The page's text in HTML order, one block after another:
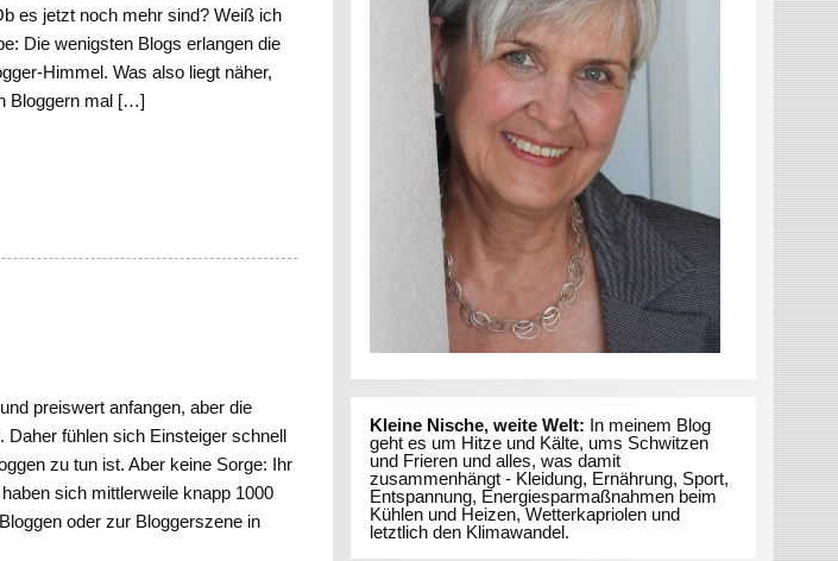
es jetzt noch mehr sind? Weiß ich
Die wenigsten Blogs erlangen die
Himmel. Was also liegt näher,
Bloggern mal […]
preiswert anfangen, aber die
Daher fühlen sich Einsteiger schnell
zu tun ist. Aber keine Sorge: Ihr
sich mittlerweile knapp 1000
oder zur Bloggerszene in
Kleine Nische, weite Welt: In meinem Blog
geht es um Hitze und Kälte, ums Schwitzen
und Frieren und alles, was damit
zusammenhängt - Kleidung, Ernährung, Sport,
Entspannung, Energiesparmaßnahmen beim
Kühlen und Heizen, Wetterkapriolen und
letztlich den Klimawandel.